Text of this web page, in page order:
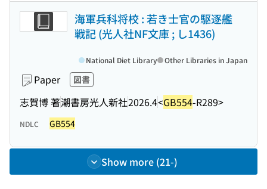
海軍兵科将校 : 若き士官の駆逐艦
戦記 (光人社NF文庫 ; し1436)
Paper 図書
志賀博 著潮書房光人新社2026.4<GB554-R289>
National Diet Library Other Libraries in Japan
NDLC GB554
Show more (21-)